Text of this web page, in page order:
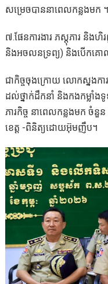
សម្រេចបាននាពេលកន្លងមក ។
៧.ផែនការងារ ភស្តុភារ និងហិរ
និងអចលនទ្រព្យ) និងបើកគោល
ជាកិច្ចចុងក្រោយ លោកស្នងក
ដល់ថ្នាក់ដឹកនាំ និងកងកម្លាំងទូ
ភារកិច្ច នាពេលកន្លងមក ចំនួ
ខេត្ត -ពិនិត្យដោយអ៊ុមញឹប។